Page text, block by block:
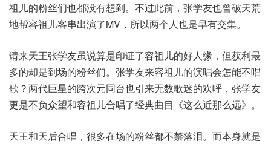
祖儿的粉丝们也都没有想到。不过此前，张学友也曾破天荒
地帮容祖儿客串出演了MV，所以两个人也是早有交集。
请来天王张学友虽说算是印证了容祖儿的好人缘，但获利最
多的却是到场的粉丝们。张学友来容祖儿的演唱会怎能不唱
歌？两代巨星的跨次元同台也引来无数歌迷的欢呼，张学友
更是不负众望和容祖儿合唱了经典曲目《这么近那么远》。
天王和天后合唱，很多在场的粉丝都不禁落泪。而本身就是